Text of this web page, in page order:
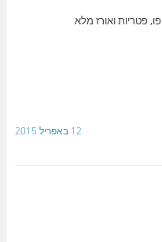
12 באפריל 2015